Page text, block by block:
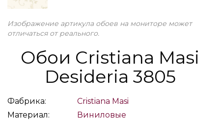
Изображение артикула обоев на мониторе может
отличаться от реального.
Обои Cristiana Masi
Desideria 3805
Фабрика:
Cristiana Masi
Материал:
Виниловые